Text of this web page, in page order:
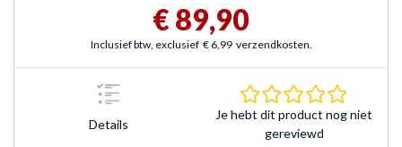
€ 89,90
Inclusief btw, exclusief € 6,99 verzendkosten.
Details
Je hebt dit product nog niet
gereviewd